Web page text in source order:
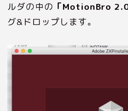
ルダの中の 「MotionBro
グ&ドロップします。